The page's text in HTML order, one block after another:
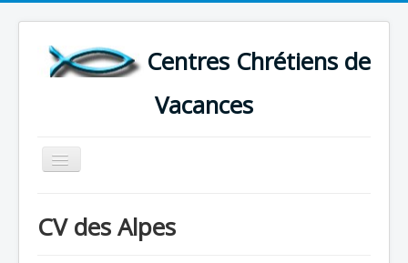
Centres Chrétiens de
Vacances
Basculer
la
CARTE DES CENTRES DE VACANCES .
CV des Alpes